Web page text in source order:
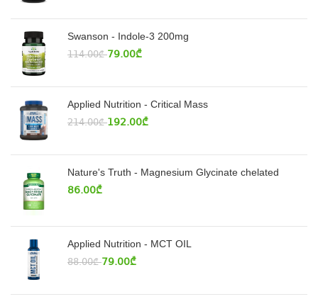
Swanson - Indole-3 200mg
114.00₾ 79.00₾
Applied Nutrition - Critical Mass
214.00₾ 192.00₾
Nature's Truth - Magnesium Glycinate chelated
86.00₾
Applied Nutrition - MCT OIL
88.00₾ 79.00₾